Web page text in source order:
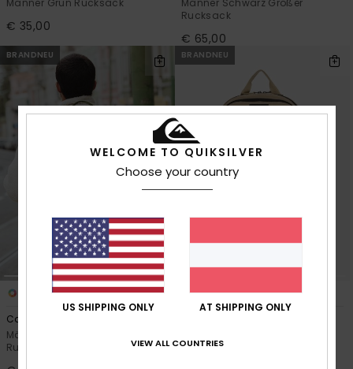
€ 35,00
Rucksack
€ 65,00
BRANDNEU
Commute 37L
Männer Grün Extra großer Surf-
Rucksack
BRANDNEU
1
WELCOME TO QUIKSILVER
Choose your country
US SHIPPING ONLY AT SHIPPING ONLY
VIEW ALL COUNTRIES